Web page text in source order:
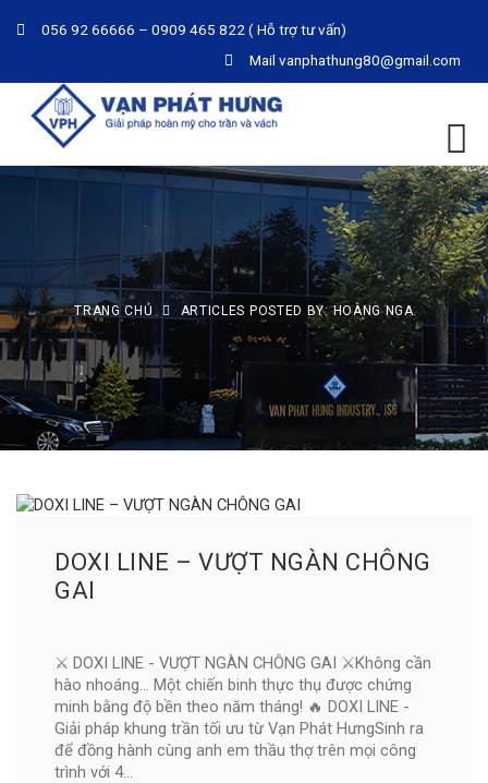
056 92 66666 – 0909 465 822 ( Hỗ trợ tư vấn)
Mail vanphathung80@gmail.com
TRANG CHỦ ARTICLES POSTED BY: HOÀNG NGA
DOXI LINE – VƯỢT NGÀN CHÔNG
GAI
⚔️ DOXI LINE - VƯỢT NGÀN CHÔNG GAI ⚔️Không cần
hào nhoáng… Một chiến binh thực thụ được chứng
minh bằng độ bền theo năm tháng! 🔥 DOXI LINE -
Giải pháp khung trần tối ưu từ Vạn Phát HưngSinh ra
để đồng hành cùng anh em thầu thợ trên mọi công
trình với 4...